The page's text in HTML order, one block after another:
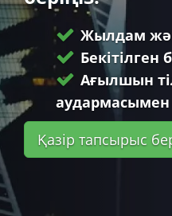
Жылдам
Бекітілген
Ағылшын
аудармасымен
Қазір тапсырыс